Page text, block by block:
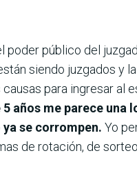
poder público del
siendo juzgados y la
para ingresar al
5 años me parece una
ya se corrompen. Yo
de rotación, de